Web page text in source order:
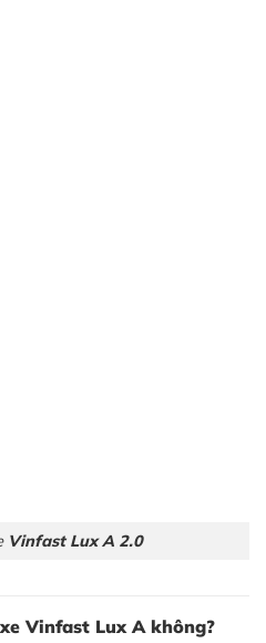
Vinfast Lux A 2.0
Vinfast Lux A không?